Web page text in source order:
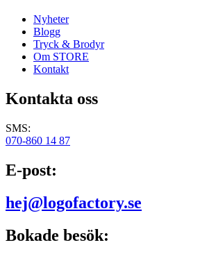
Nyheter
Blogg
Tryck & Brodyr
Om STORE
Kontakt
Kontakta oss
SMS:
070-860 14 87
E-post:
hej@logofactory.se
Bokade besök: